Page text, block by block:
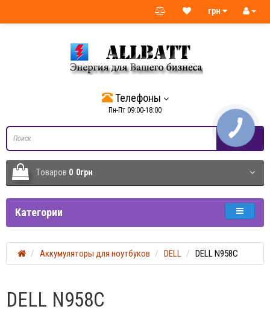
грн
Телефоны
Пн-Пт 09:00-18:00
Tоваров 0 0грн
Категории
Аккумуляторы для ноутбуков DELL DELL N958C
DELL N958C